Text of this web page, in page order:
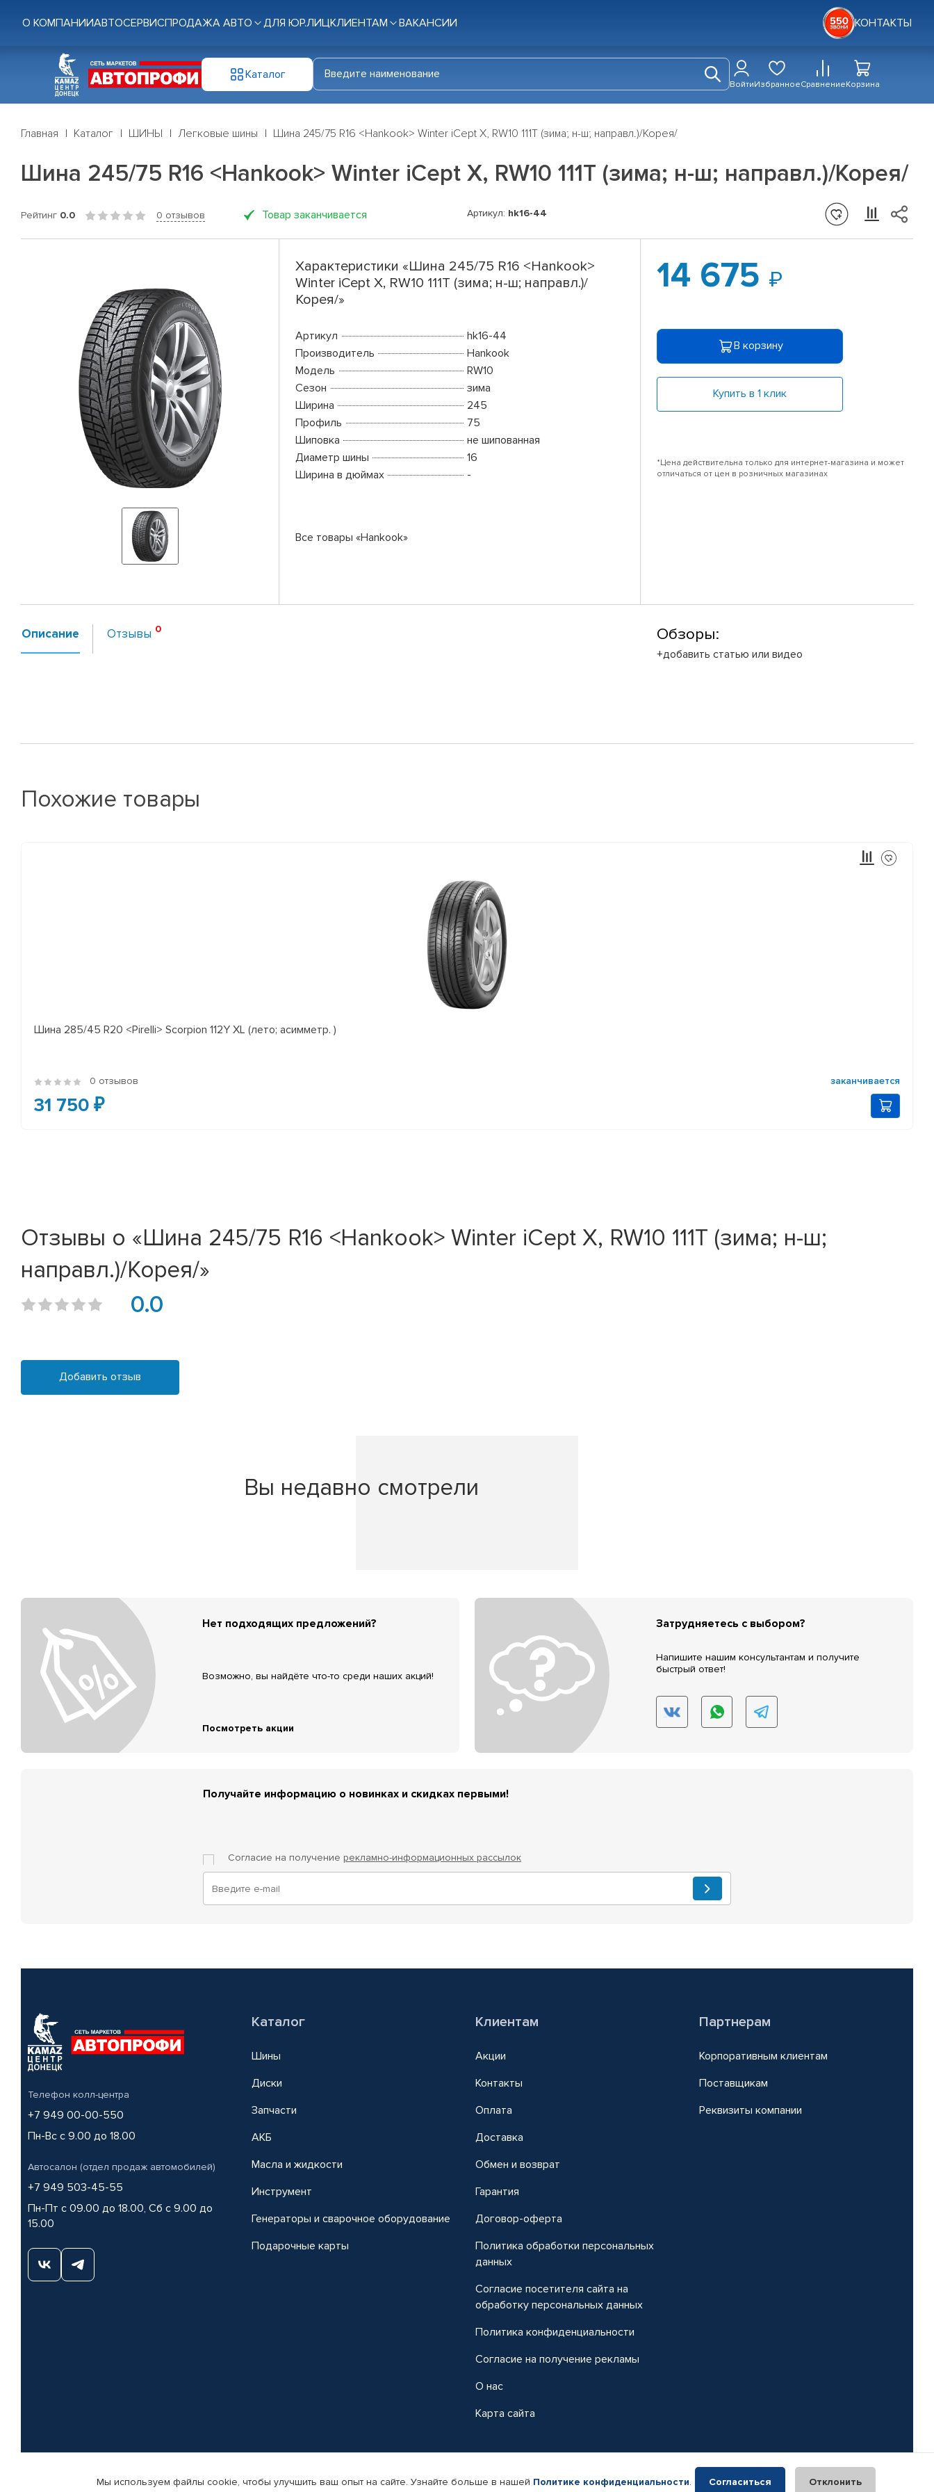
О КОМПАНИИАВТОСЕРВИСПРОДАЖА АВТО ДЛЯ ЮР.ЛИЦКЛИЕНТАМ ВАКАНСИИ КОНТАКТЫ
Каталог
ВойтиИзбранноеСравнениеКорзина
Главная Каталог ШИНЫ Легковые шины Шина 245/75 R16 <Hankook> Winter iCept X, RW10 111T (зима; н-ш; направл.)/Корея/
Шина 245/75 R16 <Hankook> Winter iCept X, RW10 111T (зима; н-ш; направл.)/Корея/
Рейтинг 0.0 0 отзывов Товар заканчивается Артикул: hk16-44
Характеристики «Шина 245/75 R16 <Hankook>
Winter iCept X, RW10 111T (зима; н-ш; направл.)/
Корея/»
Артикул
hk16-44
Производитель
Hankook
Модель
RW10
Сезон
зима
Ширина
245
Профиль
75
Шиповка
не шипованная
Диаметр шины
16
Ширина в дюймах
-
Все товары «Hankook»
14 675
В корзину
Купить в 1 клик
*Цена действительна только для интернет-магазина и может
отличаться от цен в розничных магазинах
Описание Отзывы Обзоры:
+добавить статью или видео
Похожие товары
Шина 285/45 R20 <Pirelli> Scorpion 112Y XL (лето; асимметр. )
0 отзывов заканчивается
31 750 ₽
Отзывы о «Шина 245/75 R16 <Hankook> Winter iCept X, RW10 111T (зима; н-ш;
направл.)/Корея/»
0.0
Добавить отзыв
Вы недавно смотрели
Нет подходящих предложений?
Возможно, вы найдёте что-то среди наших акций!
Посмотреть акции
Затрудняетесь с выбором?
Напишите нашим консультантам и получите
быстрый ответ!
Получайте информацию о новинках и скидках первыми!
Согласие на получение рекламно-информационных рассылок
Телефон колл-центра
+7 949 00-00-550
Пн-Вс с 9.00 до 18.00
Автосалон (отдел продаж автомобилей)
+7 949 503-45-55
Пн-Пт с 09.00 до 18.00, Сб с 9.00 до
15.00
Каталог
Шины
Диски
Запчасти
АКБ
Масла и жидкости
Инструмент
Генераторы и сварочное оборудование
Подарочные карты
Клиентам
Акции
Контакты
Оплата
Доставка
Обмен и возврат
Гарантия
Договор-оферта
Политика обработки персональных
данных
Согласие посетителя сайта на
обработку персональных данных
Политика конфиденциальности
Согласие на получение рекламы
О нас
Карта сайта
Партнерам
Корпоративным клиентам
Поставщикам
Реквизиты компании
© КАМАЗ ЦЕНТР ДОНЕЦК, 2015-2026. Все права защищены. Интернет-магазин автомобильных товаров Автопрофи.
Мы используем файлы cookie, чтобы улучшить ваш опыт на сайте. Узнайте больше в нашей Политике конфиденциальности. Согласиться Отклонить